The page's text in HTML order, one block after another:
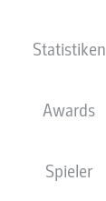
Statistiken
Awards
Spieler